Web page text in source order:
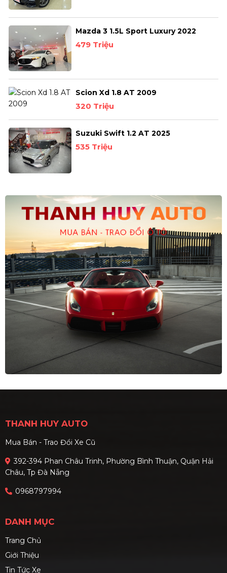
Mazda 3 1.5L Sport Luxury 2022
479 Triệu
Scion Xd 1.8 AT 2009
320 Triệu
Suzuki Swift 1.2 AT 2025
535 Triệu
THANH HUY AUTO
Mua Bán - Trao Đổi Xe Cũ
392-394 Phan Châu Trinh, Phường Bình Thuận, Quận Hải
Châu, Tp Đà Nẵng
0968797994
DANH MỤC
Trang Chủ
Giới Thiệu
Tin Tức Xe